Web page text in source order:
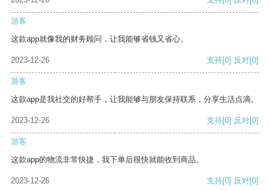
游客
这款app就像我的财务顾问，让我能够省钱又省心。
2023-12-26 支持[0] 反对[0]
游客
这款app是我社交的好帮手，让我能够与朋友保持联系，分享生活点滴。
2023-12-26 支持[0] 反对[0]
游客
这款app的物流非常快捷，我下单后很快就能收到商品。
2023-12-26 支持[0] 反对[0]